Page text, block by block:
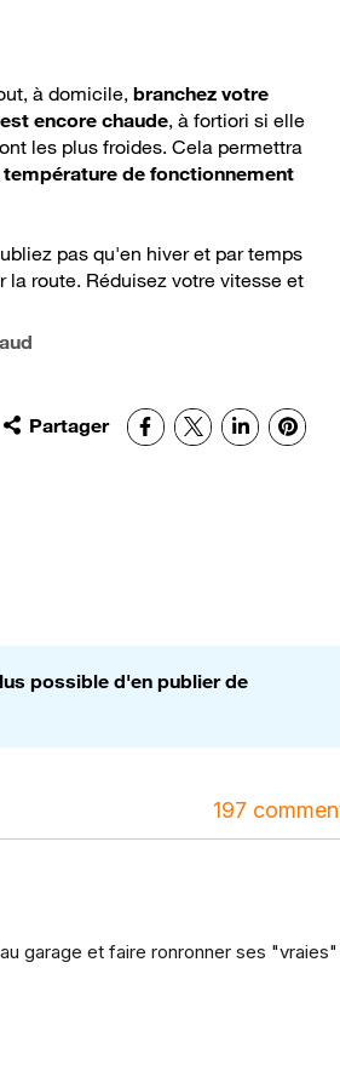
à domicile, branchez votre
encore chaude, à fortiori si elle
les plus froides. Cela permettra
température de fonctionnement
pas qu'en hiver et par temps
route. Réduisez votre vitesse et
Partager Facebook
X LinkedIn
possible d'en publier de